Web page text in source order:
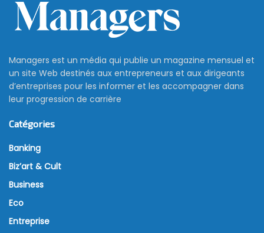
Managers est un média qui publie un magazine mensuel et
un site Web destinés aux entrepreneurs et aux dirigeants
d’entreprises pour les informer et les accompagner dans
leur progression de carrière
Catégories
Banking
Biz’art & Cult
Business
Eco
Entreprise